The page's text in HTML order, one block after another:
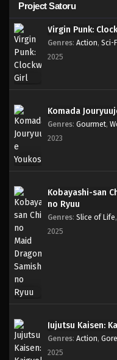
Project Satoru
Virgin Punk:
Genres: Action, Sci-
2025
Komada
Genres: Gourmet,
2023
Kobayashi-san
no Ryuu
Genres: Slice of Life,
2025
Jujutsu Kaisen:
Genres: Action, Gore
2025